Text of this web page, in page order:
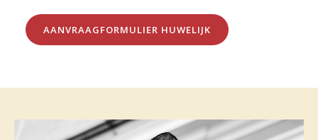
AANVRAAGFORMULIER HUWELIJK